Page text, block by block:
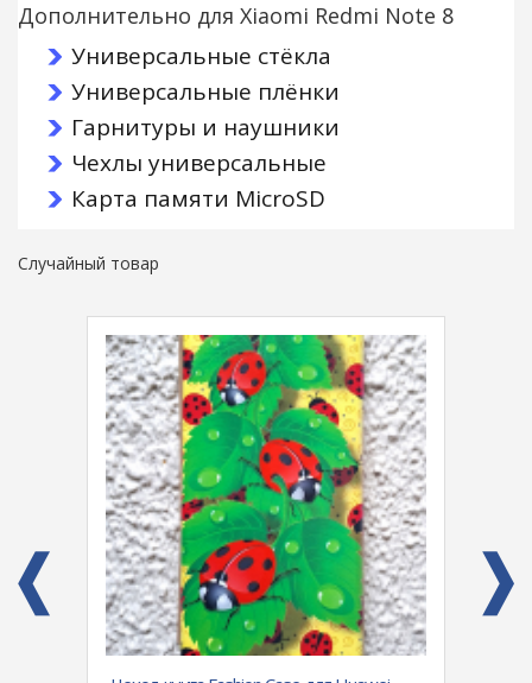
Дополнительно для Xiaomi Redmi Note 8
Универсальные стёкла
Универсальные плёнки
Гарнитуры и наушники
Чехлы универсальные
Карта памяти MicroSD
Случайный товар